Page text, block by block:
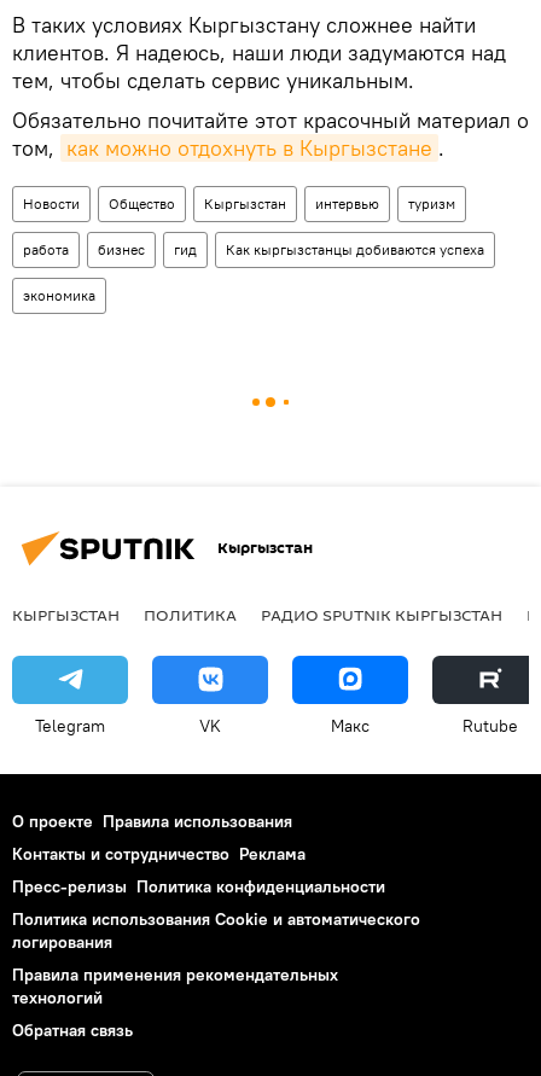
В таких условиях Кыргызстану сложнее найти
клиентов. Я надеюсь, наши люди задумаются над
тем, чтобы сделать сервис уникальным.
Обязательно почитайте этот красочный материал о
том, как можно отдохнуть в Кыргызстане .
Новости Общество Кыргызстан интервью туризм
работа бизнес гид Как кыргызстанцы добиваются успеха
экономика
Кыргызстан
КЫРГЫЗСТАН ПОЛИТИКА РАДИО SPUTNIK КЫРГЫЗСТАН
Telegram VK Макс Rutube
О проекте Правила использования
Контакты и сотрудничество Реклама
Пресс-релизы Политика конфиденциальности
Политика использования Cookie и автоматического
логирования
Правила применения рекомендательных
технологий
Обратная связь